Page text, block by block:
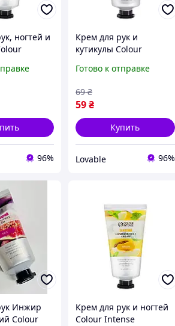
ногтей и
защитный
96%
Крем для рук и
кутикулы Colour
Cuticle Cream Инжир
смягчающий для
ногтей) 50 г
Готово к отправке
59₴
69 ₴
Купить
Lovable 96%
Инжир
Colour
Крем для рук и ногтей
Colour Intense